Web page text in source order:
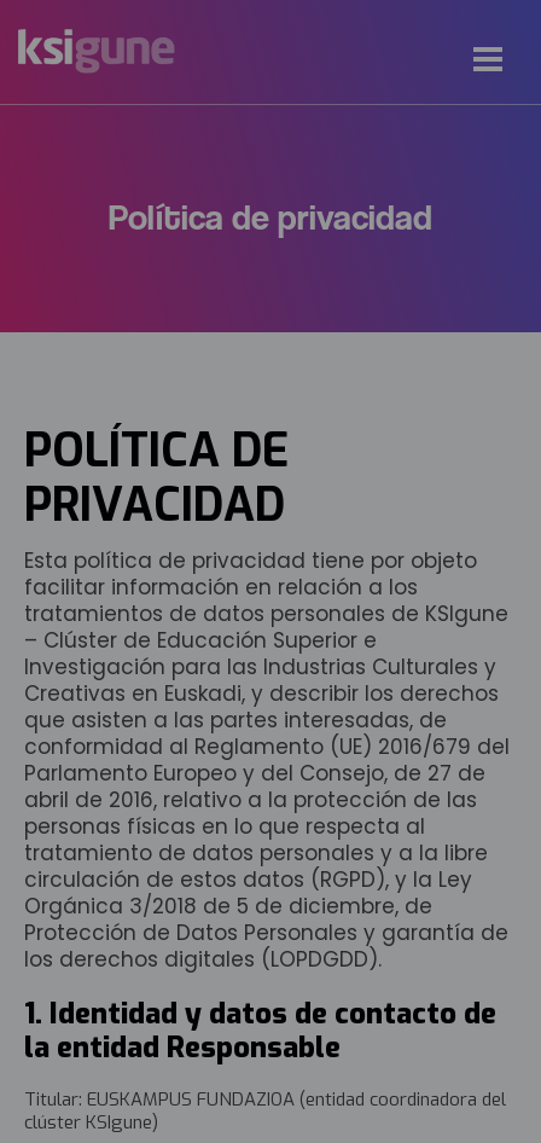
Política de privacidad
POLÍTICA DE
PRIVACIDAD
Esta política de privacidad tiene por objeto
facilitar información en relación a los
tratamientos de datos personales de KSIgune
– Clúster de Educación Superior e
Investigación para las Industrias Culturales y
Creativas en Euskadi, y describir los derechos
que asisten a las partes interesadas, de
conformidad al Reglamento (UE) 2016/679 del
Parlamento Europeo y del Consejo, de 27 de
abril de 2016, relativo a la protección de las
personas físicas en lo que respecta al
tratamiento de datos personales y a la libre
circulación de estos datos (RGPD), y la Ley
Orgánica 3/2018 de 5 de diciembre, de
Protección de Datos Personales y garantía de
los derechos digitales (LOPDGDD).
1. Identidad y datos de contacto de
la entidad Responsable
Titular: EUSKAMPUS FUNDAZIOA (entidad coordinadora del
clúster KSIgune)